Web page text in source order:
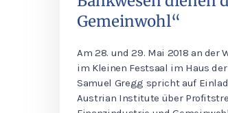
Gemeinwohl“
Am 28. und 29. Mai 2018 an der
im Kleinen Festsaal im Haus
Samuel Gregg spricht auf
Austrian Institute über